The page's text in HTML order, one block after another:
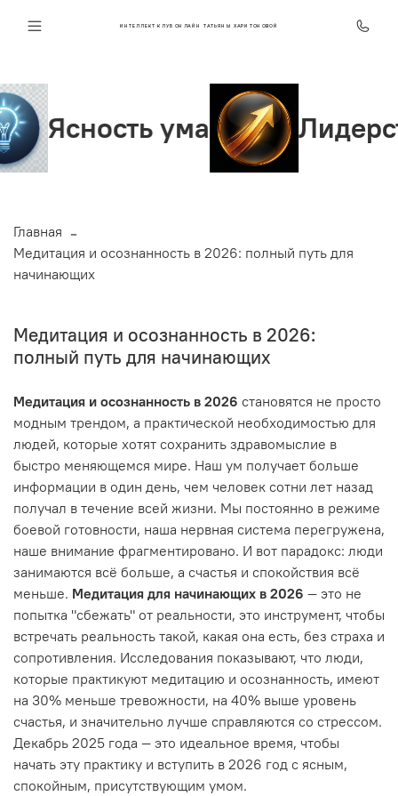
ИНТЕЛЛЕКТ КЛУБ ОНЛАЙН ТАТЬЯНЫ ХАРИТОНОВОЙ
ума Лидерство и
Главная
Медитация и осознанность в 2026: полный путь для
начинающих
Медитация и осознанность в 2026:
полный путь для начинающих
Медитация и осознанность в 2026 становятся не просто
модным трендом, а практической необходимостью для
людей, которые хотят сохранить здравомыслие в
быстро меняющемся мире. Наш ум получает больше
информации в один день, чем человек сотни лет назад
получал в течение всей жизни. Мы постоянно в режиме
боевой готовности, наша нервная система перегружена,
наше внимание фрагментировано. И вот парадокс: люди
занимаются всё больше, а счастья и спокойствия всё
меньше. Медитация для начинающих в 2026 — это не
попытка "сбежать" от реальности, это инструмент, чтобы
встречать реальность такой, какая она есть, без страха и
сопротивления. Исследования показывают, что люди,
которые практикуют медитацию и осознанность, имеют
на 30% меньше тревожности, на 40% выше уровень
счастья, и значительно лучше справляются со стрессом.
Декабрь 2025 года — это идеальное время, чтобы
начать эту практику и вступить в 2026 год с ясным,
спокойным, присутствующим умом.